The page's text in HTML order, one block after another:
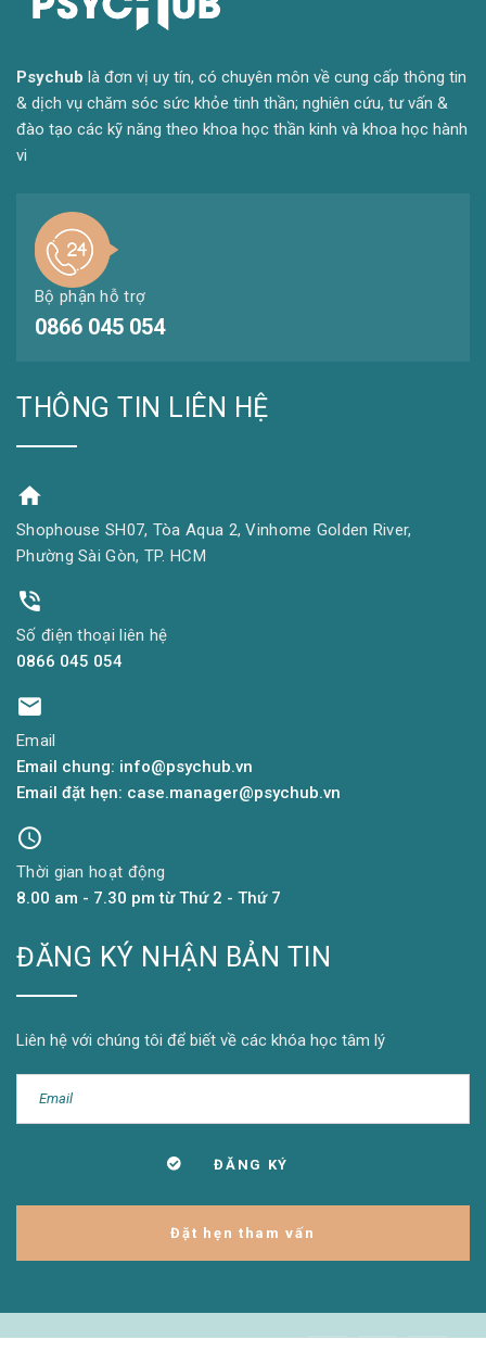
Psychub là đơn vị uy tín, có chuyên môn về cung cấp thông tin
& dịch vụ chăm sóc sức khỏe tinh thần; nghiên cứu, tư vấn &
đào tạo các kỹ năng theo khoa học thần kinh và khoa học hành
vi
Bộ phận hỗ trợ
0866 045 054
THÔNG TIN LIÊN HỆ
Shophouse SH07, Tòa Aqua 2, Vinhome Golden River,
Phường Sài Gòn, TP. HCM
Số điện thoại liên hệ
0866 045 054
Email
Email chung: info@psychub.vn
Email đặt hẹn: case.manager@psychub.vn
Thời gian hoạt động
8.00 am - 7.30 pm từ Thứ 2 - Thứ 7
ĐĂNG KÝ NHẬN BẢN TIN
Liên hệ với chúng tôi để biết về các khóa học tâm lý
Đặt hẹn tham vấn